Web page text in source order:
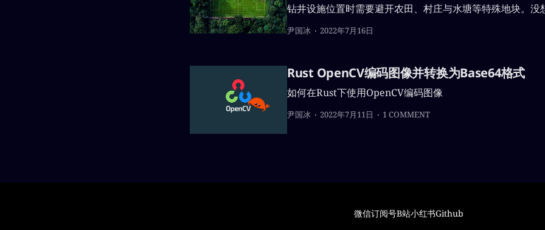
钻井设施位置时需要避开农田、村庄与水塘等特殊地块。没
作中又遇到了这个问题。这次干脆写一篇文章记录一下，方
尹国冰 2022年7月16日
Rust OpenCV编码图像并转换为Base64格式
如何在Rust下使用OpenCV编码图像
尹国冰 2022年7月11日 1 COMMENT
微信订阅号B站小红书Github